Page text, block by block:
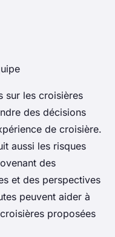
sur les croisières
des décisions
de croisière.
aussi les risques
des
et des perspectives
peuvent aider à
proposées